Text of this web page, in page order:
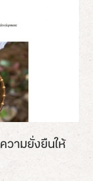
วามยั่งยืนให้